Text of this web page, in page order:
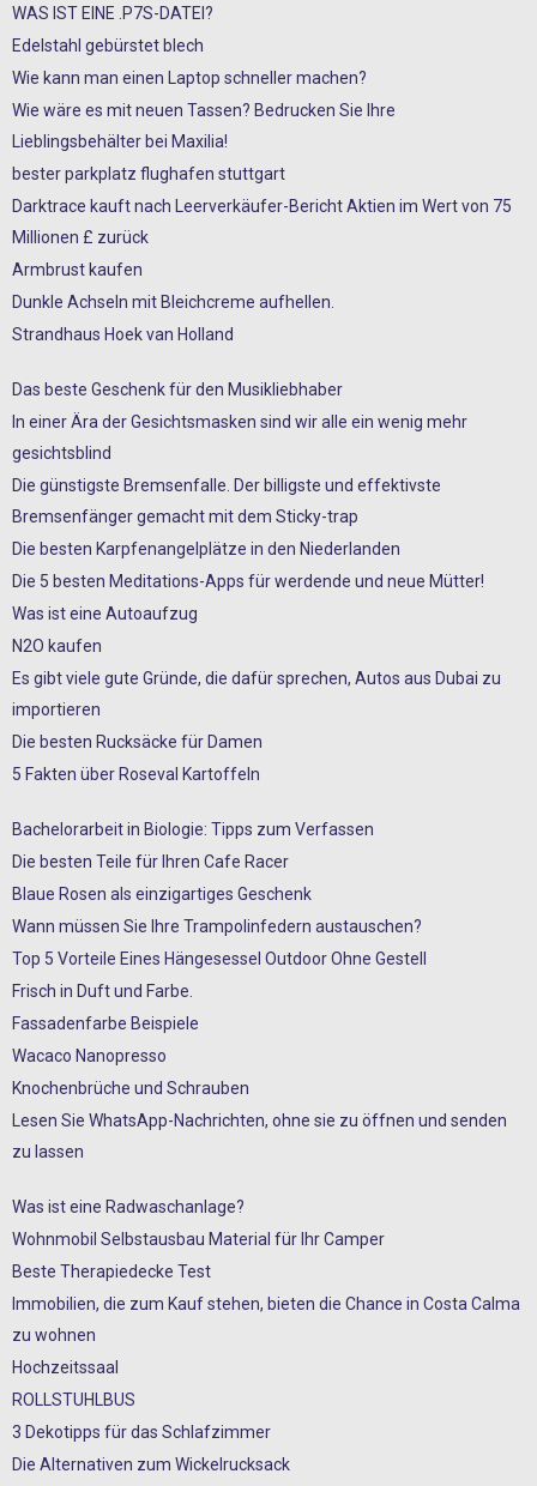
WAS IST EINE .P7S-DATEI?
Edelstahl gebürstet blech
Wie kann man einen Laptop schneller machen?
Wie wäre es mit neuen Tassen? Bedrucken Sie Ihre
Lieblingsbehälter bei Maxilia!
bester parkplatz flughafen stuttgart
Darktrace kauft nach Leerverkäufer-Bericht Aktien im Wert von 75
Millionen £ zurück
Armbrust kaufen
Dunkle Achseln mit Bleichcreme aufhellen.
Strandhaus Hoek van Holland
Das beste Geschenk für den Musikliebhaber
In einer Ära der Gesichtsmasken sind wir alle ein wenig mehr
gesichtsblind
Die günstigste Bremsenfalle. Der billigste und effektivste
Bremsenfänger gemacht mit dem Sticky-trap
Die besten Karpfenangelplätze in den Niederlanden
Die 5 besten Meditations-Apps für werdende und neue Mütter!
Was ist eine Autoaufzug
N2O kaufen
Es gibt viele gute Gründe, die dafür sprechen, Autos aus Dubai zu
importieren
Die besten Rucksäcke für Damen
5 Fakten über Roseval Kartoffeln
Bachelorarbeit in Biologie: Tipps zum Verfassen
Die besten Teile für Ihren Cafe Racer
Blaue Rosen als einzigartiges Geschenk
Wann müssen Sie Ihre Trampolinfedern austauschen?
Top 5 Vorteile Eines Hängesessel Outdoor Ohne Gestell
Frisch in Duft und Farbe.
Fassadenfarbe Beispiele
Wacaco Nanopresso
Knochenbrüche und Schrauben
Lesen Sie WhatsApp-Nachrichten, ohne sie zu öffnen und senden
zu lassen
Was ist eine Radwaschanlage?
Wohnmobil Selbstausbau Material für Ihr Camper
Beste Therapiedecke Test
Immobilien, die zum Kauf stehen, bieten die Chance in Costa Calma
zu wohnen
Hochzeitssaal
ROLLSTUHLBUS
3 Dekotipps für das Schlafzimmer
Die Alternativen zum Wickelrucksack